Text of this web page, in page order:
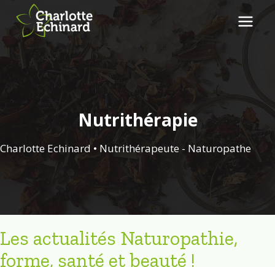
contenu
Nutrithérapie
Charlotte Echinard • Nutrithérapeute - Naturopathe
Les actualités Naturopathie,
forme, santé et beauté !